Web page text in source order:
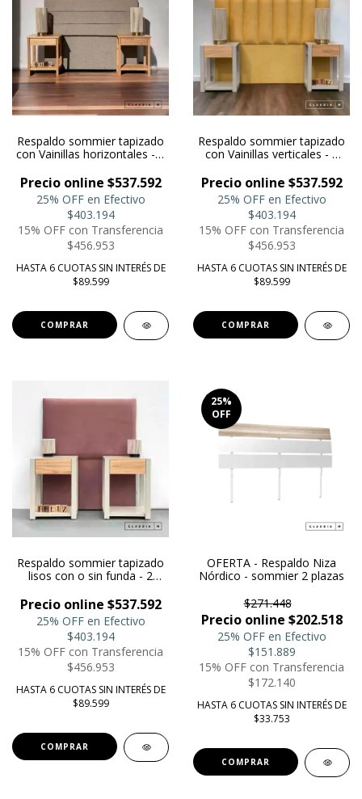
Respaldo sommier tapizado
con Vainillas horizontales - 2
Precio online $537.592
25% OFF en Efectivo
$403.194
15% OFF con Transferencia
$456.953
HASTA 6 CUOTAS SIN INTERÉS DE
$89.599
COMPRAR
Respaldo sommier tapizado
con Vainillas verticales - 2
Precio online $537.592
25% OFF en Efectivo
$403.194
15% OFF con Transferencia
$456.953
HASTA 6 CUOTAS SIN INTERÉS DE
$89.599
COMPRAR
Respaldo sommier tapizado
lisos con o sin funda - 2
Precio online $537.592
25% OFF en Efectivo
$403.194
15% OFF con Transferencia
$456.953
HASTA 6 CUOTAS SIN INTERÉS DE
$89.599
COMPRAR
25%
OFF
OFERTA - Respaldo Niza
Nórdico - sommier 2 plazas
$271.448
Precio online $202.518
25% OFF en Efectivo
$151.889
15% OFF con Transferencia
$172.140
HASTA 6 CUOTAS SIN INTERÉS DE
$33.753